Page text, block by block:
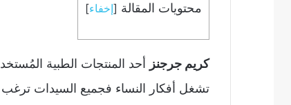
محتويات المقالة [إخفاء]
كريم جرجنز أحد المنتجات الطبية
تشغل أفكار النساء فجميع السيدات